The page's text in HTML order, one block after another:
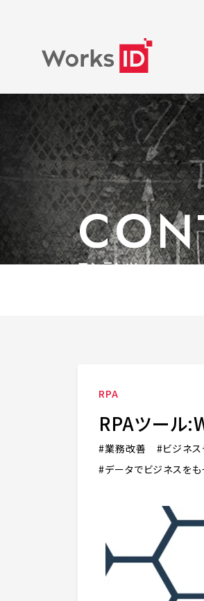
コンテンツ
RPA
RPAツール
業務改善 ビジネ
データでビジネスをも